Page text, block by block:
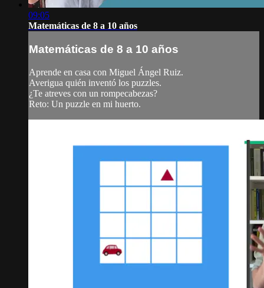
09:05
Matemáticas de 8 a 10 años
Matemáticas de 8 a 10 años
Aprende en casa con Miguel Ángel Ruiz.
Averigua quién inventó los puzzles.
¿Te atreves con un rompecabezas?
Reto: Un puzzle en mi huerto.